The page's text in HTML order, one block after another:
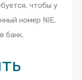
чтобы у
номер NIE,
банк.